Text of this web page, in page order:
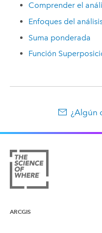
Comprender el
Enfoques del
Suma ponderada
Función
¿Algún
ARCGIS